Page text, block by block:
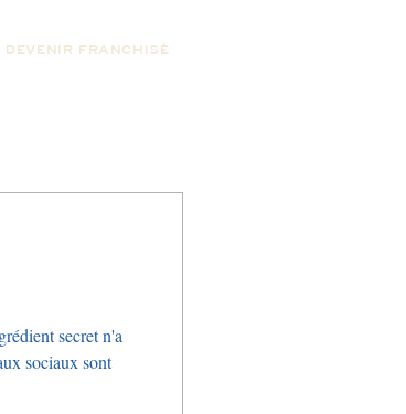
DEVENIR FRANCHISÉ
secret n'a
sociaux sont